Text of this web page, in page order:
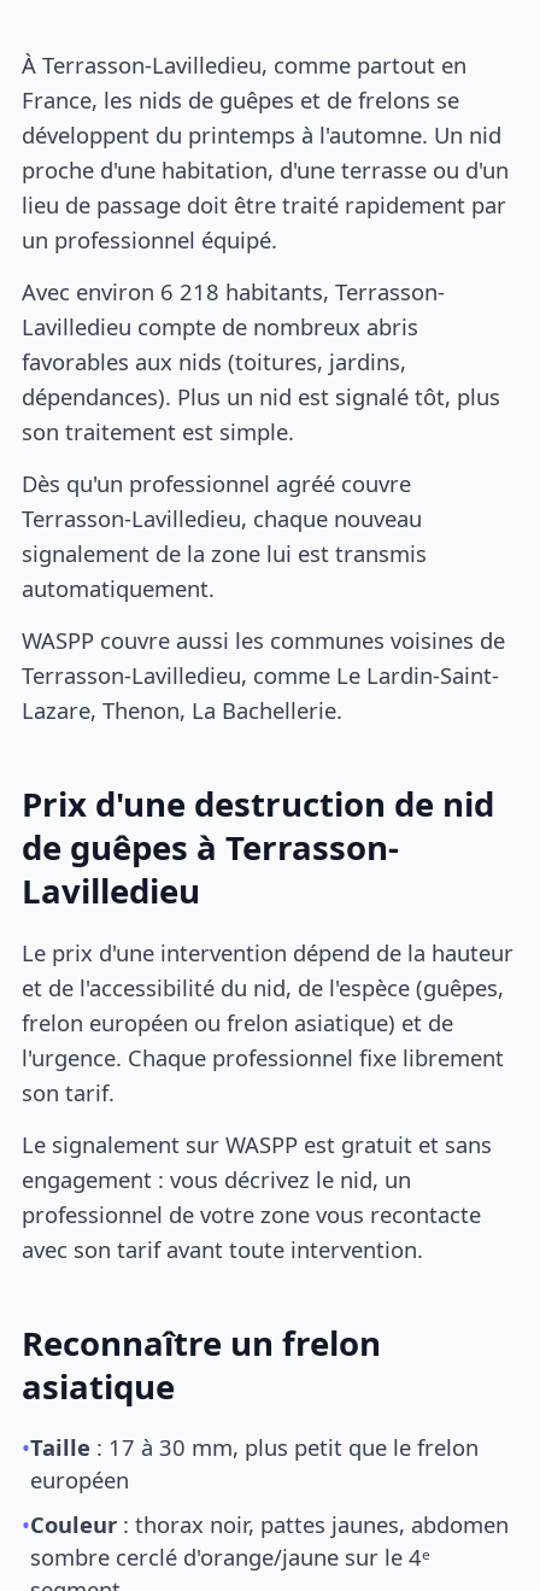
À Terrasson-Lavilledieu, comme partout en
France, les nids de guêpes et de frelons se
développent du printemps à l'automne. Un nid
proche d'une habitation, d'une terrasse ou d'un
lieu de passage doit être traité rapidement par
un professionnel équipé.
Avec environ 6 218 habitants, Terrasson-
Lavilledieu compte de nombreux abris
favorables aux nids (toitures, jardins,
dépendances). Plus un nid est signalé tôt, plus
son traitement est simple.
Dès qu'un professionnel agréé couvre
Terrasson-Lavilledieu, chaque nouveau
signalement de la zone lui est transmis
automatiquement.
WASPP couvre aussi les communes voisines de
Terrasson-Lavilledieu, comme Le Lardin-Saint-
Lazare, Thenon, La Bachellerie.
Prix d'une destruction de nid
de guêpes à Terrasson-
Lavilledieu
Le prix d'une intervention dépend de la hauteur
et de l'accessibilité du nid, de l'espèce (guêpes,
frelon européen ou frelon asiatique) et de
l'urgence. Chaque professionnel fixe librement
son tarif.
Le signalement sur WASPP est gratuit et sans
engagement : vous décrivez le nid, un
professionnel de votre zone vous recontacte
avec son tarif avant toute intervention.
Reconnaître un frelon
asiatique
•Taille : 17 à 30 mm, plus petit que le frelon
européen
•Couleur : thorax noir, pattes jaunes, abdomen
sombre cerclé d'orange/jaune sur le 4ᵉ